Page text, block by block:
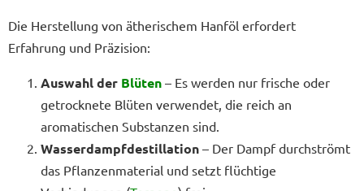
Die Herstellung von ätherischem Hanföl erfordert
Erfahrung und Präzision:
Auswahl der Blüten – Es werden nur frische oder
getrocknete Blüten verwendet, die reich an
aromatischen Substanzen sind.
Wasserdampfdestillation – Der Dampf durchströmt
das Pflanzenmaterial und setzt flüchtige